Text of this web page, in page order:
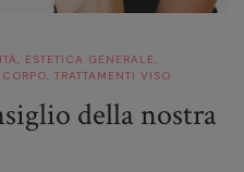
, ESTETICA GENERALE,
, TRATTAMENTI VISO
della nostra